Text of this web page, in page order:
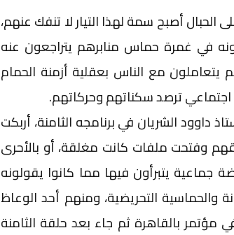
أصبح سمة لهذا التيار لا تنفك عنهم،
في غمرة حماس منابرهم يتراجعون عنه
يتعاملون مع الناس بعقلية أزمنة الحمام
اجتماعي ترصد سكناتهم وحركاتهم.
داوود الشريان في برنامجه الثامنة، أربكت
وفتحت ملفات كانت مغلقة، أو بالأحرى
جماعية يتبرأون فيها مما كانوا يقولونه
والحماسية التحريضية، ومنهم أحد الوعاظ
بالقاهرة ثم جاء بعد حلقة الثامنة